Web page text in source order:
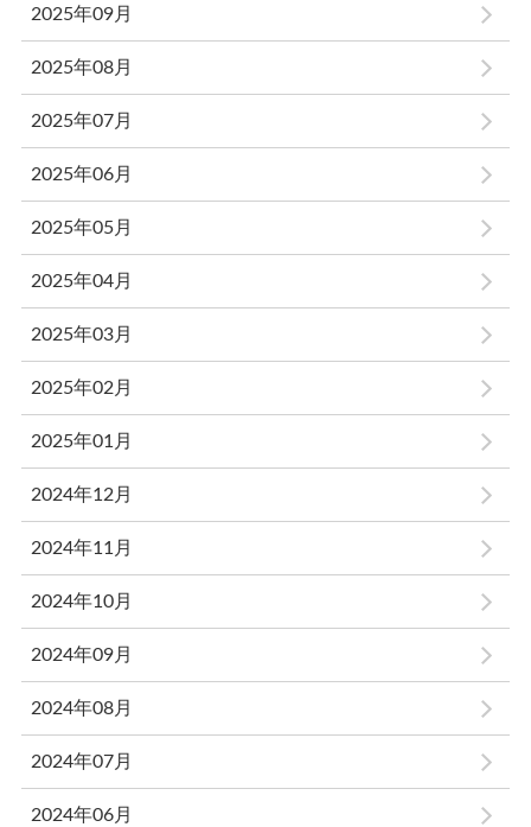
2025年09月
2025年08月
2025年07月
2025年06月
2025年05月
2025年04月
2025年03月
2025年02月
2025年01月
2024年12月
2024年11月
2024年10月
2024年09月
2024年08月
2024年07月
2024年06月